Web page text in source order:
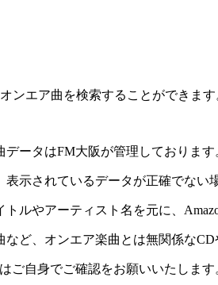
ンエア曲を検索することができます
ータはFM大阪が管理しておりま
示されているデータが正確でない
トルやアーティスト名を元に、
ど、オンエア楽曲とは無関係な
ご自身でご確認をお願いいたします